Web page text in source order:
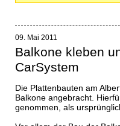
09. Mai 2011
Balkone kleben
CarSystem
Die Plattenbauten am
Balkone angebracht.
genommen, als